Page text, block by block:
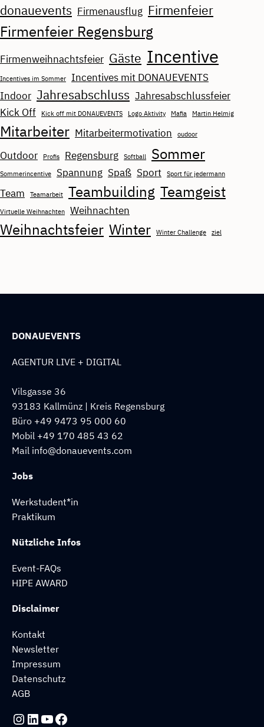
donauevents Firmenausflug Firmenfeier
Firmenfeier Regensburg
Firmenweihnachtsfeier Gäste Incentive
Incentives im Sommer
Incentives mit DONAUEVENTS
Indoor Jahresabschluss Jahresabschlussfeier
Kick Off
Kick off mit DONAUEVENTS Logo Aktivity Mafia Martin Helmig
Mitarbeiter Mitarbeitermotivation oudoor
Outdoor Profis Regensburg Softball Sommer
Sommerincentive Spannung Spaß Sport Sport für jedermann
Team Teamarbeit Teambuilding Teamgeist
Virtuelle Weihnachten Weihnachten
Weihnachtsfeier Winter Winter Challenge ziel
DONAUEVENTS
AGENTUR LIVE + DIGITAL
Vilsgasse 36
93183 Kallmünz | Kreis Regensburg
Büro +49 9473 95 000 60
Mobil +49 170 485 43 62
Mail info@donauevents.com
Jobs
Werkstudent*in
Praktikum
Nützliche Infos
Event-FAQs
HIPE AWARD
Disclaimer
Kontakt
Newsletter
Impressum
Datenschutz
AGB
Instagram
LinkedIn
YouTube
Facebook